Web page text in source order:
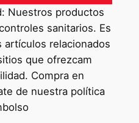
Nuestros productos
sanitarios. Es
relacionados
que ofrezcam
Compra en
de nuestra política